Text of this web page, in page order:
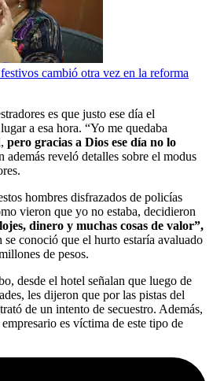
cambió otra vez en la reforma
es que justo ese día el
a esa hora. “Yo me quedaba
pero gracias a Dios ese día no lo
reveló detalles sobre el modus
hombres disfrazados de policías
vieron que yo no estaba, decidieron
dinero y muchas cosas de valor”,
conoció que el hurto estaría avaluado
de pesos.
desde el hotel señalan que luego de
les dijeron que por las pistas del
de un intento de secuestro. Además,
es víctima de este tipo de